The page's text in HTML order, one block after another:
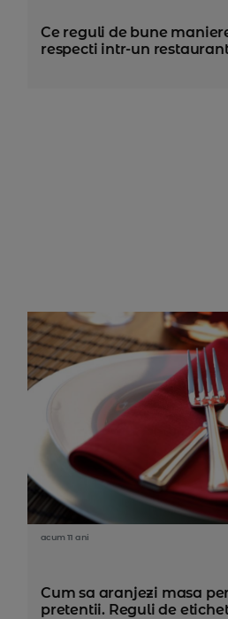
Ce reguli de bune
respecti intr-un
acum 11 ani
Cum sa aranjezi masa
pretentii. Reguli de